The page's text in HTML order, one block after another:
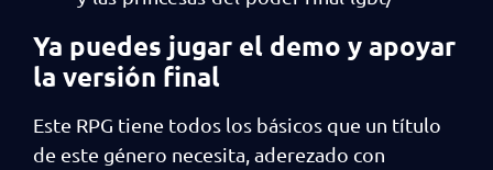
Ya puedes jugar el demo y apoyar
la versión final
Este RPG tiene todos los básicos que un título
de este género necesita, aderezado con